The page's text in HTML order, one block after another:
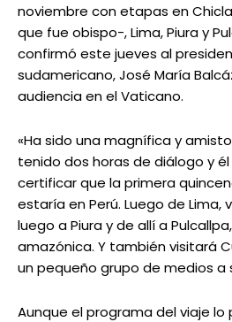
noviembre con etapas en
que fue obispo-, Lima, Piura y
confirmó este jueves al
sudamericano, José María
audiencia en el Vaticano.
«Ha sido una magnífica y
tenido dos horas de diálogo y
certificar que la primera
estaría en Perú. Luego de Lima,
luego a Piura y de allí a
amazónica. Y también visitará
un pequeño grupo de medios a
Aunque el programa del viaje lo